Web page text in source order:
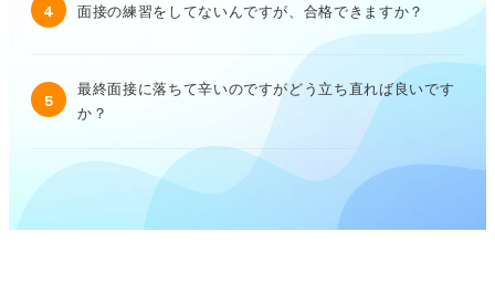
4 面接の練習をしてないんですが、合格できますか？
5
最終面接に落ちて辛いのですがどう立ち直れば良いです
か？